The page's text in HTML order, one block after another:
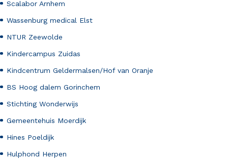
Scalabor Arnhem
Wassenburg medical Elst
NTUR Zeewolde
Kindercampus Zuidas
Kindcentrum Geldermalsen/Hof van Oranje
BS Hoog dalem Gorinchem
Stichting Wonderwijs
Gemeentehuis Moerdijk
Hines Poeldijk
Hulphond Herpen